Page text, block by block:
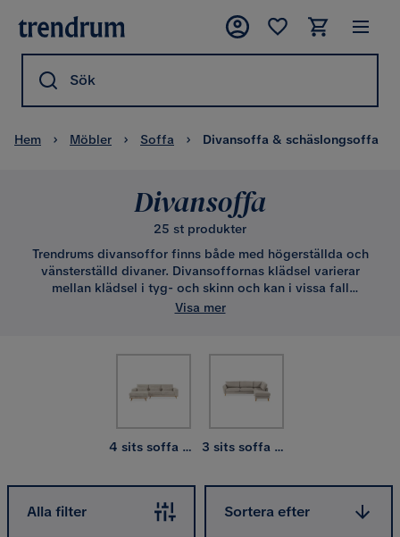
Sök
Hem Möbler Soffa Divansoffa & schäslongsoffa
Divansoffa
25 st produkter
Trendrums divansoffor finns både med högerställda och
vänsterställd divaner. Divansoffornas klädsel varierar
mellan klädsel i tyg- och skinn och kan i vissa fall
kundanpassas. När du ska införskaffa soffa, ställs du inför
ut sig.
Visa mer
4 sits soffa med divan 3 sits soffa med divan
Alla filter
Sortera efter